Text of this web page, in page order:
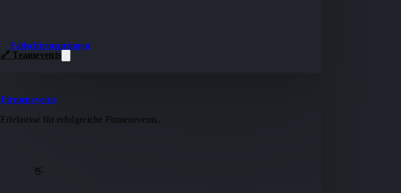
Fallschirmspringen
🔗 Teamevents
Firmenevents
Erlebnisse für erfolgreiche Firmenevents.
👋